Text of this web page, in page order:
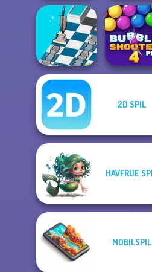
ASMR Pet
Treatment
Tom
Shootout
Dusty Maze
Hunter
Bubble
2D SPIL
HAVFRUE
MOBILSPIL